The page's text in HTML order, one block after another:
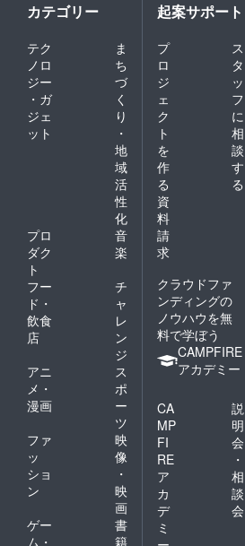
カテゴリー
テク
ノロ
ジー
・ガ
ジェ
ット
ま
ち
づ
く
り
・
地
域
活
性
化
プロ
ダク
ト
音
楽
フー
ド・
飲食
店
チ
ャ
レ
ン
ジ
アニ
メ・
漫画
ス
ポ
ー
ツ
ファ
ッ
ショ
ン
映
像
・
映
画
ゲー
ム・
書
籍
起案サポート
プ
ロ
ジ
ェ
ク
ト
を
作
る
ス
タ
ッ
フ
に
相
談
す
る
資
料
請
求
クラウドファ
ンディングの
ノウハウを無
料で学ぼう
CAMPFIRE
アカデミー
CA
MP
FI
RE
ア
カ
デ
ミ
説
明
会
・
相
談
会